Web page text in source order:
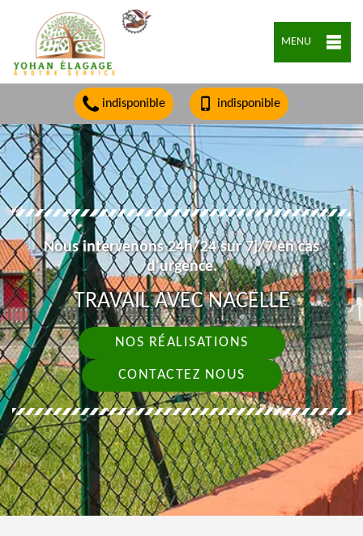
MENU
indisponible indisponible
Nous intervenons 24h/24 sur 7j/7 en cas
d'urgence.
TRAVAIL AVEC NACELLE
NOS RÉALISATIONS
CONTACTEZ NOUS